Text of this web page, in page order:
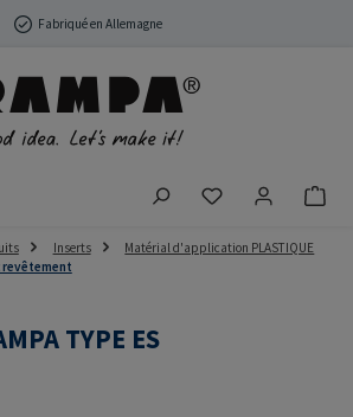
Fabriqué en Allemagne
Vous avez 0
Inserts
Matérial d'application PLASTIQUE
revêtement
TYPE ES